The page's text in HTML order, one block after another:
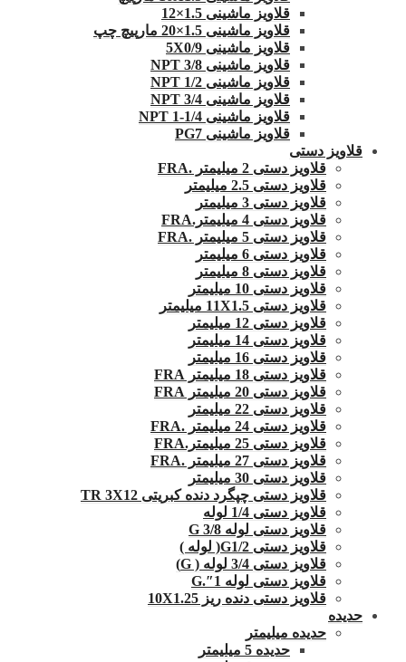
قلاویز ماشینی 1.5×12
قلاویز ماشینی 1.5×20 مارپیچ چپ
قلاویز ماشینی 5X0/9
قلاویز ماشینی 3/8 NPT
قلاویز ماشینی 1/2 NPT
قلاویز ماشینی 3/4 NPT
قلاویز ماشینی 1/4-1 NPT
قلاویز ماشینی PG7
قلاویز دستی
قلاویز دستی 2 میلیمتر .FRA
قلاویز دستی 2.5 میلیمتر
قلاویز دستی 3 میلیمتر
قلاویز دستی 4 میلیمتر.FRA
قلاویز دستی 5 میلیمتر .FRA
قلاویز دستی 6 میلیمتر
قلاویز دستی 8 میلیمتر
قلاویز دستی 10 میلیمتر
قلاویز دستی 11X1.5 میلیمتر
قلاویز دستی 12 میلیمتر
قلاویز دستی 14 میلیمتر
قلاویز دستی 16 میلیمتر
قلاویز دستی 18 میلیمتر FRA
قلاویز دستی 20 میلیمتر FRA
قلاویز دستی 22 میلیمتر
قلاویز دستی 24 میلیمتر .FRA
قلاویز دستی 25 میلیمتر.FRA
قلاویز دستی 27 میلیمتر .FRA
قلاویز دستی 30 میلیمتر
قلاویز دستی چپگرد دنده کبریتی TR 3X12
قلاویز دستی 1/4 لوله
قلاویز دستی لوله G 3/8
قلاویز دستی G1/2( لوله )
قلاویز دستی 3/4 لوله ( G)
قلاویز دستی لوله 1″.G
قلاویز دستی دنده ریز 10X1.25
حدیده
حدیده میلیمتر
حدیده 5 میلیمتر